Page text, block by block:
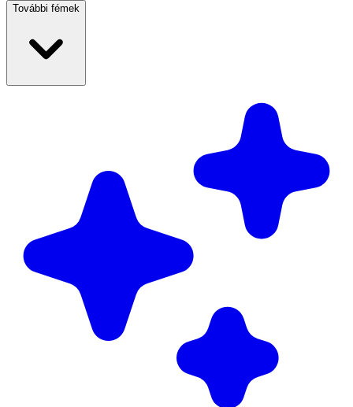
További fémek